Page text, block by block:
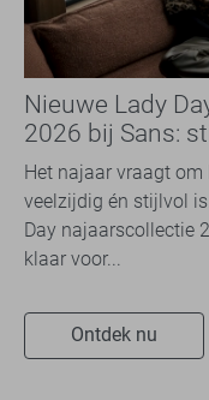
Nieuwe Lady
2026 bij Sans:
travelkwaliteit
Het najaar vraagt
veelzijdig én stijlvol
Day najaarscollectie
klaar voor...
Ontdek nu